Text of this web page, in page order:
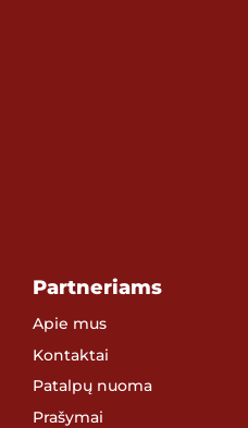
Partneriams
Apie mus
Kontaktai
Patalpų nuoma
Prašymai